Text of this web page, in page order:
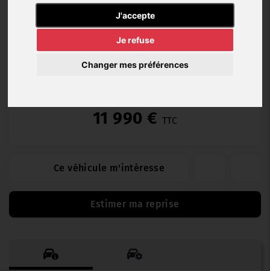
J'accepte
Je refuse
Changer mes préférences
km
Cirano 12 (12 mois)
11 990 € TTC
Ce véhicule m'intéresse
Estimer ma reprise